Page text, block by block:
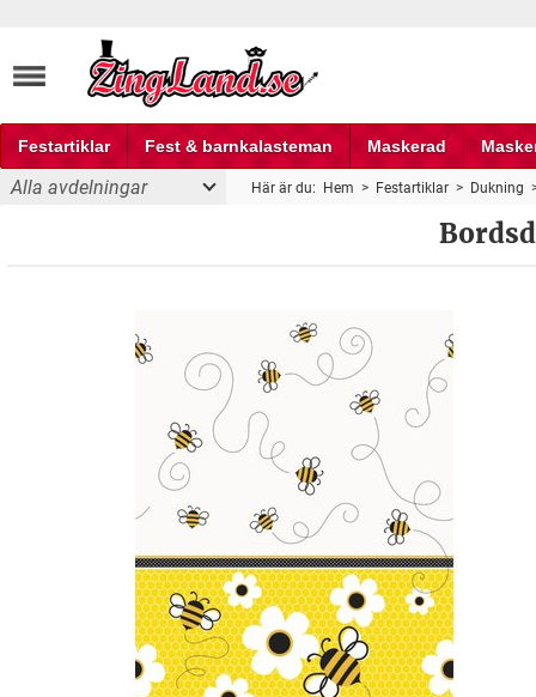
Festartiklar Fest & barnkalasteman Maskerad
Fest och partyprylar
Alla avdelningar Här är du: Hem > Festartiklar > Dukning